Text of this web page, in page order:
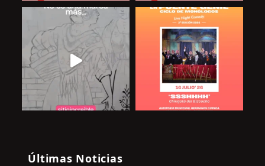
Últimas Noticias